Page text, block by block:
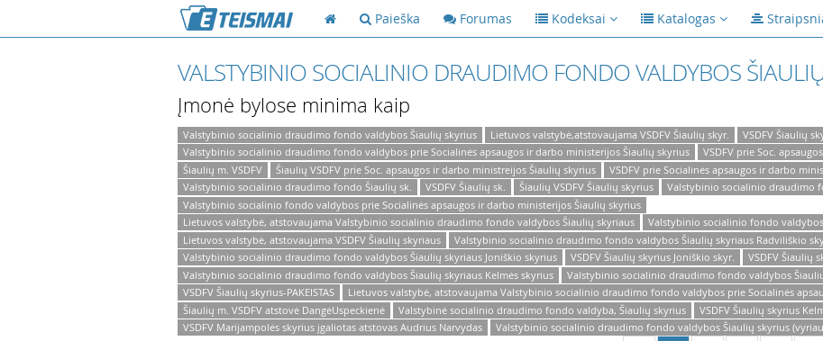
Paieška Forumas Kodeksai Katalogas
VALSTYBINIO SOCIALINIO DRAUDIMO FONDO VALDYBOS
Įmonė bylose minima kaip
Valstybinio socialinio draudimo fondo valdybos Šiaulių skyrius Lietuvos valstybė,atstovaujama VSDFV Šiaulių skyr.
VSDFV Šiaulių
Valstybinio socialinio draudimo fondo valdybos prie Socialinės apsaugos ir darbo ministerijos Šiaulių skyrius
VSDFV prie Soc.
Šiaulių m. VSDFV
Šiaulių VSDFV prie Soc. apsaugos ir darbo ministreijos Šiaulių skyrius
VSDFV prie Socialinės apsaugos ir darbo
Valstybinio socialinio draudimo fondo Šiaulių sk.
VSDFV Šiaulių sk. Šiaulių VSDFV Šiaulių skyrius
Valstybinio socialinio draudimo
Valstybinio socialinio fondo valdybos prie Socialinės apsaugos ir darbo ministerijos Šiaulių skyrius
Lietuvos valstybė, atstovaujama Valstybinio socialinio draudimo fondo valdybos Šiaulių skyriaus
Valstybinio socialinio fondo
Lietuvos valstybė, atstovaujama VSDFV Šiaulių skyriaus
Valstybinio socialinio draudimo fondo valdybos Šiaulių skyriaus Radviliškio
Valstybinio socialinio draudimo fondo valdybos Šiaulių skyriaus Joniškio skyrius
VSDFV Šiaulių skyrius Joniškio skyr.
VSDFV Šiaulių
Valstybinio socialinio draudimo fondo valdybos Šiaulių skyriaus Kelmės skyrius
Valstybinio socialinio draudimo fondo valdybos
VSDFV Šiaulių skyrius-PAKEISTAS
Lietuvos valstybė, atstovaujama Valstybinio socialinio draudimo fondo valdybos prie Socialinės
Šiaulių m. VSDFV atstovė DangėUspeckienė
Valstybinė socialinio draudimo fondo valdyba, Šiaulių skyrius
VSDFV Šiaulių skyrius
VSDFV Marijampolės skyrius įgaliotas atstovas Audrius Narvydas
Valstybinio socialinio draudimo fondo valdybos Šiaulių skyrius